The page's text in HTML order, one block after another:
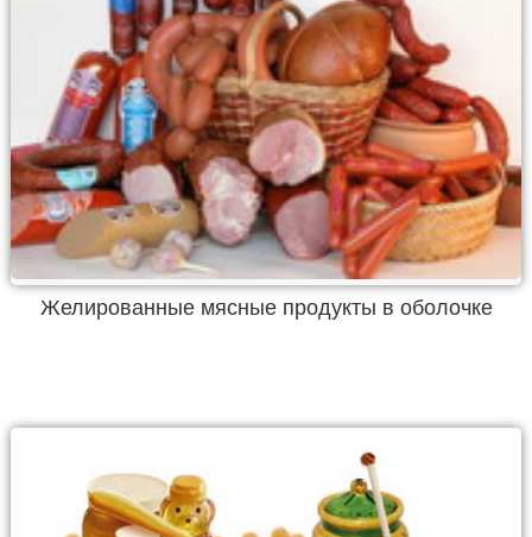
Желированные мясные продукты в оболочке